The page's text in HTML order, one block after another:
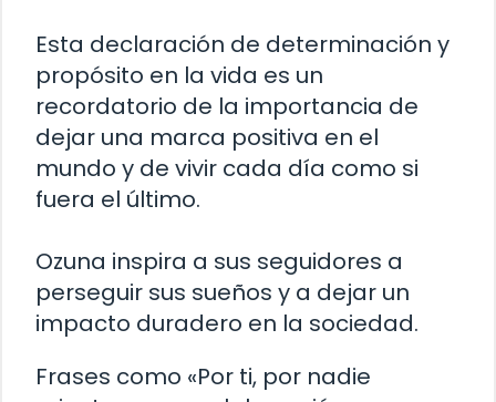
Esta declaración de determinación y
propósito en la vida es un
recordatorio de la importancia de
dejar una marca positiva en el
mundo y de vivir cada día como si
fuera el último.
Ozuna inspira a sus seguidores a
perseguir sus sueños y a dejar un
impacto duradero en la sociedad.
Frases como «Por ti, por nadie